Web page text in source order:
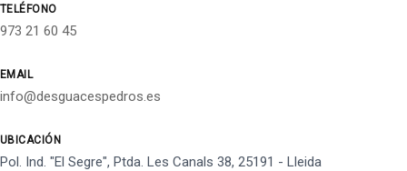
TELÉFONO
973 21 60 45
EMAIL
info@desguacespedros.es
UBICACIÓN
Pol. Ind. "El Segre", Ptda. Les Canals 38, 25191 - Lleida